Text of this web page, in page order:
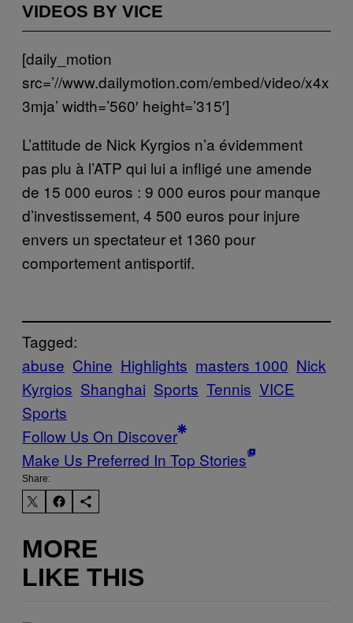
VIDEOS BY VICE
[daily_motion
src=’//www.dailymotion.com/embed/video/x4x
3mja’ width=’560′ height=’315′]
L’attitude de Nick Kyrgios n’a évidemment
pas plu à l’ATP qui lui a infligé une amende
de 15 000 euros : 9 000 euros pour manque
d’investissement, 4 500 euros pour injure
envers un spectateur et 1360 pour
comportement antisportif.
Tagged:
abuse Chine Highlights masters 1000 Nick
Kyrgios Shanghai Sports Tennis VICE
Sports
Follow Us On Discover
Make Us Preferred In Top Stories
Share:
MORE
LIKE THIS